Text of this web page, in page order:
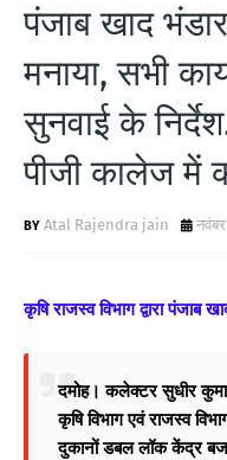
पंजाब खाद
मनाया, सभी
सुनवाई के
पीजी कालेज में
Atal Rajendra jain
कृषि राजस्व विभाग द्वारा पंजाब
दमोह। कलेक्टर सुधीर
कृषि विभाग एवं राजस्व
दुकानों डबल लॉक केंद्र